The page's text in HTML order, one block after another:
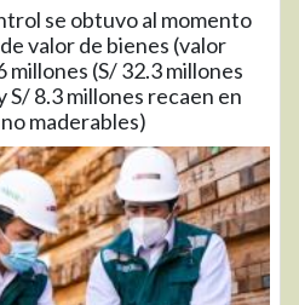
se obtuvo al momento
valor de bienes (valor
millones (S/ 32.3 millones
8.3 millones recaen en
maderables)